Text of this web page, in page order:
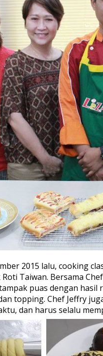
2015 lalu, cooking
Taiwan. Bersama
puas dengan
topping. Chef Jeffry
dan harus selalu